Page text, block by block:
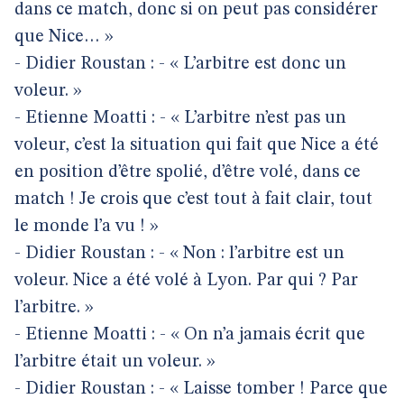
dans ce match, donc si on peut pas considérer
que Nice… »
- Didier Roustan : - « L’arbitre est donc un
voleur. »
- Etienne Moatti : - « L’arbitre n’est pas un
voleur, c’est la situation qui fait que Nice a été
en position d’être spolié, d’être volé, dans ce
match ! Je crois que c’est tout à fait clair, tout
le monde l’a vu ! »
- Didier Roustan : - « Non : l’arbitre est un
voleur. Nice a été volé à Lyon. Par qui ? Par
l’arbitre. »
- Etienne Moatti : - « On n’a jamais écrit que
l’arbitre était un voleur. »
- Didier Roustan : - « Laisse tomber ! Parce que